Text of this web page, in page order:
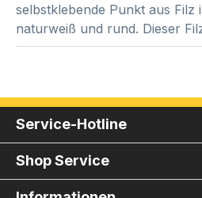
selbstklebende Punkt aus Filz
naturweiß und rund. Dieser
Service-Hotline
Shop Service